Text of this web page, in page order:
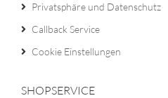
Privatsphäre und Datenschutz
Callback Service
Cookie Einstellungen
SHOPSERVICE